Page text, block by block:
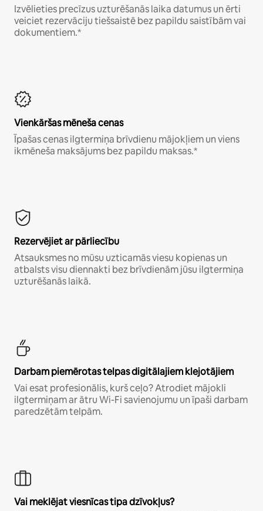
Izvēlieties precīzus uzturēšanās laika datumus un ērti
veiciet rezervāciju tiešsaistē bez papildu saistībām vai
dokumentiem.*
Vienkāršas mēneša cenas
Īpašas cenas ilgtermiņa brīvdienu mājokļiem un viens
ikmēneša maksājums bez papildu maksas.*
Rezervējiet ar pārliecību
Atsauksmes no mūsu uzticamās viesu kopienas un
atbalsts visu diennakti bez brīvdienām jūsu ilgtermiņa
uzturēšanās laikā.
Darbam piemērotas telpas digitālajiem klejotājiem
Vai esat profesionālis, kurš ceļo? Atrodiet mājokli
ilgtermiņam ar ātru Wi-Fi savienojumu un īpaši darbam
paredzētām telpām.
Vai meklējat viesnīcas tipa dzīvokļus?